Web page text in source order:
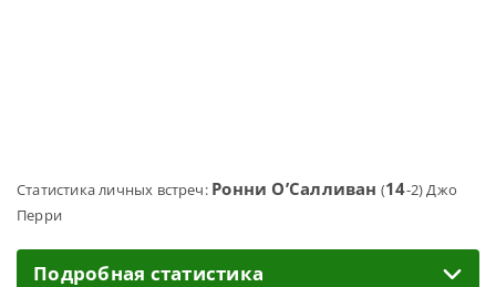
Статистика личных встреч: Ронни О’Салливан (14-2) Джо
Перри
Подробная статистика